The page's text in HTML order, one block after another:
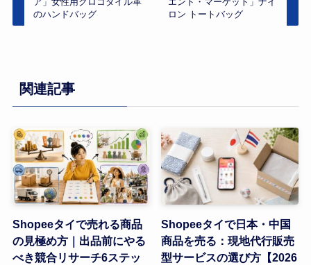
のハンドバッグ
ロン トートバッグ
関連記事
Shopeeタイで売れる商品
の見極め方｜出品前にやる
べき競合リサーチ6ステッ
Shopeeタイで日本・中国
商品を売る：現地代行販売
型サービスの選び方【2026